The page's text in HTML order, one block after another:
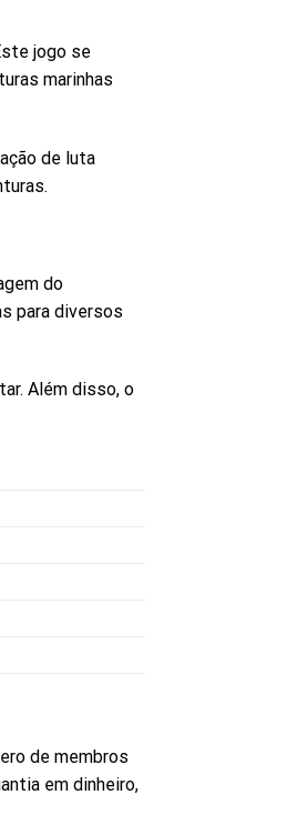
jogo se
marinhas
de luta
do
para diversos
Além disso, o
de membros
em dinheiro,